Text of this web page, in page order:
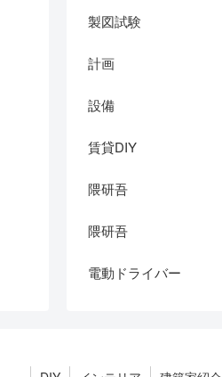
製図試験
計画
設備
賃貸DIY
隈研吾
隈研吾
電動ドライバー